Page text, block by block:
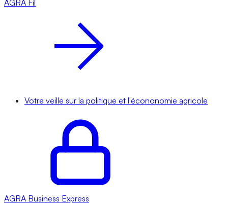
AGRA Fil
Votre veille sur la politique et l'écononomie agricole
AGRA Business Express